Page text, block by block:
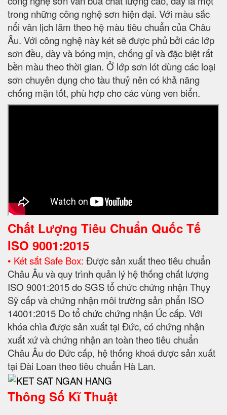
trong những công nghệ sơn hiện đại. Với màu sắc
nổi vân lịch lãm theo hệ màu tiêu chuẩn của Châu
Âu. Với công nghệ này két sẽ được phủ bởi các lớp
sơn đều, dày và bóng mịn, chống gỉ và đặc biệt rất
bền màu theo thời gian. Ở lớp sơn lót dùng các loại
sơn chuyên dụng cho tàu thuỷ nên có khả năng
chống mặn tốt, phù hợp cho các vùng ven biển.
Chất Lượng Tiêu Chuẩn Quốc Tế
ISO 9001:2015
• Két sắt Safe Box: Được sản xuất theo tiêu chuẩn
Châu Âu và quy trình quản lý hệ thống chất lượng
ISO 9001:2015 do SGS tổ chức chứng nhận Thụy
Sỹ cấp và chứng nhận môi trường sản phẩn ISO
14001:2015 Do tổ chức chứng nhận Úc cấp. Với
khóa chìa được sản xuất tại Đức, có chứng nhận
xuất xứ và chứng nhận an toàn theo tiêu chuẩn
Châu Âu do Đức cấp, hệ thống khoá được sản xuất
tại Đài Loan theo tiêu chuẩn Hà Lan.
Thông Số Kĩ Thuật